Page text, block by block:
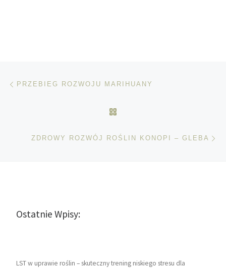
Nawigacja wpisu
PRZEBIEG ROZWOJU MARIHUANY
ZDROWY ROZWÓJ ROŚLIN KONOPI – GLEBA
Ostatnie Wpisy:
LST w uprawie roślin – skuteczny trening niskiego stresu dla